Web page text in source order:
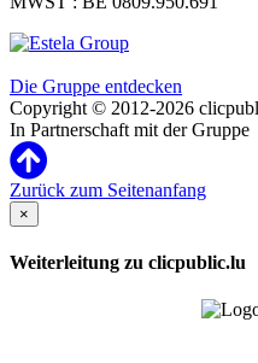
Die Gruppe entdecken
Copyright © 2012-2026
In Partnerschaft mit der Gruppe
Zurück zum Seitenanfang
×
Weiterleitung zu clicpublic.lu